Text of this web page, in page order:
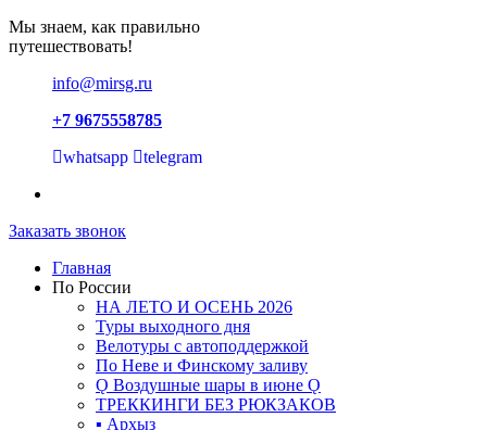
Мы знаем, как правильно
путешествовать!
info@mirsg.ru
+7 9675558785
whatsapp
telegram
Заказать звонок
Главная
По России
НА ЛЕТО И ОСЕНЬ 2026
Туры выходного дня
Велотуры с автоподдержкой
По Неве и Финскому заливу
Ǫ Воздушные шары в июне Ǫ
ТРЕККИНГИ БЕЗ РЮКЗАКОВ
▪ Архыз